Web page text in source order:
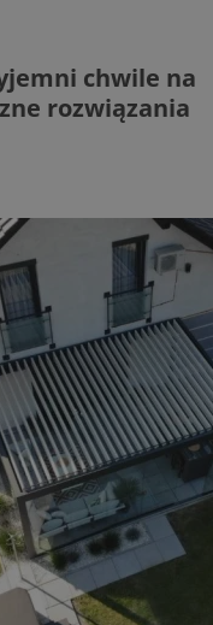
chwile na
rozwiązania